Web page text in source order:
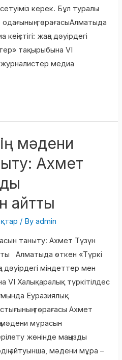
керек. Бұл туралы
төрағасыАлматыда
жаңа дәуірдегі
тақырыбына VI
журналистер медиа
мәдени
Ахмет
айтты
/ Byadmin
таныту: Ахмет Түзүн
Алматыда өткен «Түркі
дәуірдегі міндеттер мен
VI Халықаралық түркітілдес
Еуразиялық
төрағасы Ахмет
мәдени мұрасын
жөнінде маңызды
айтуынша, мәдени мұра –